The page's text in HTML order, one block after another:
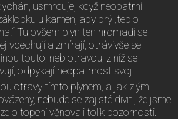
usmrcuje, když neopatrní
u kamen, aby prý „teplo
Tu ovšem plyn ten hromadí se
vdechují a zmírají, otrávivše se
touto, neb otravou, z níž se
odpykají neopatrnost svoji.
otravy tímto plynem, a jak zlými
nebude se zajisté diviti, že jsme
o topení věnovali tolik pozornosti.